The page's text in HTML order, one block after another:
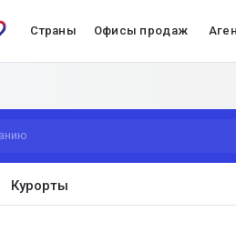
Страны Офисы продаж
Курорты